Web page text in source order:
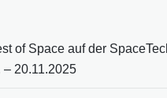
of Space auf der
– 20.11.2025